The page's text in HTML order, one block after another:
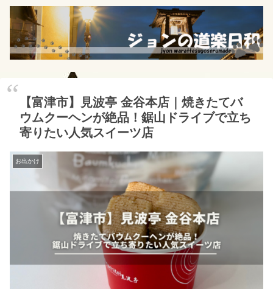
【富津市】見波亭 金谷本店｜焼きたてバ
ウムクーヘンが絶品！鋸山ドライブで立ち
寄りたい人気スイーツ店
お出かけ